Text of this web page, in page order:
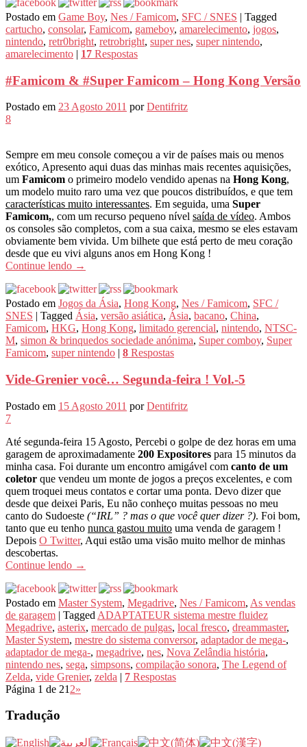
Postado em Game Boy, Nes / Famicom, SFC / SNES | Tagged
cartucho, consolar, Famicom, gameboy, amarelecimento, jogos,
nintendo, retr0bright, retrobright, super nes, super nintendo,
amarelecimento | 17 Respostas
#Famicom & #Super Famicom – Hong Kong Versão
Postado em 23 Agosto 2011 porDentifritz
8
Sempre em meu console começou a vir de países mais ou menos
exótico, Apresento aqui duas das minhas mais recentes aquisições,
um Famicom o primeiro modelo vendido apenas na Hong Kong,
um modelo muito raro uma vez que poucos distribuídos, e que tem
características muito interessantes. Em seguida, uma Super
Famicom,, com um recurso pequeno nível saída de vídeo. Ambos
os consoles são completos, com a sua caixa, mesmo se eles estavam
obviamente bem vivida. Um bilhete que está perto de meu coração
desde que eu vivi alguns anos em Hong Kong !
Continue lendo →
Postado em Jogos da Ásia, Hong Kong, Nes / Famicom, SFC /
SNES | Tagged Ásia, versão asiática, Ásia, bacano, China,
Famicom, HKG, Hong Kong, limitado gerencial, nintendo, NTSC-
M, simon & brinquedos sociedade anónima, Super comboy, Super
Famicom, super nintendo | 8 Respostas
Vide-Grenier você… Segunda-feira ! Vol.-5
Postado em 15 Agosto 2011 porDentifritz
7
Até segunda-feira 15 Agosto, Percebi o golpe de dez horas em uma
garagem de aproximadamente 200 Expositores para 15 minutos da
minha casa. Foi durante um encontro amigável com canto de um
coletor que vendeu um monte de jogos a preços excelentes, e com
quem troquei meus contatos e cortar uma ponta. Devo dizer que
desde que deixei Paris, Eu não conheço muitas pessoas no meu
canto do Sudoeste (“IRL” ? mas o que você quer dizer ?). Foi bom,
tanto que eu tenho nunca gastou muito uma venda de garagem !
Depois O Twitter, Aqui estão uma visão muito melhor de minhas
descobertas.
Continue lendo →
Postado em Master System, Megadrive, Nes / Famicom, As vendas
de garagem | Tagged ADAPTATEUR sistema mestre fluidez
Megadrive, asterix, mercado de pulgas, local fresco, dreammaster,
Master System, mestre do sistema conversor, adaptador de mega-,
adaptador de mega-, megadrive, nes, Nova Zelândia história,
nintendo nes, sega, simpsons, compilação sonora, The Legend of
Zelda, vide Grenier, zelda | 7 Respostas
Página 1 de 21 2»
Tradução